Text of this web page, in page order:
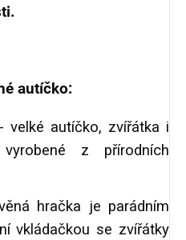
autíčko:
- velké autíčko, zvířátka i
z přírodních
hračka je parádním
vkládačkou se zvířátky